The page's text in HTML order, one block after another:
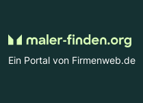
Ein Portal von Firmenweb.de